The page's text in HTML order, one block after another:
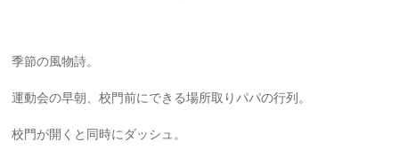
季節の風物詩。
運動会の早朝、校門前にできる場所取りパパの行列。
校門が開くと同時にダッシュ。